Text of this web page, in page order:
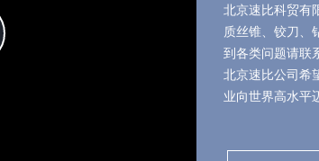
北京速比科贸有
质丝锥、铰刀、
到各类问题请联
北京速比公司希
业向世界高水平
Play